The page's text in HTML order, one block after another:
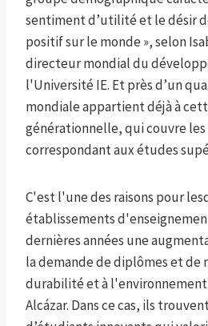
sentiment d’utilité et le désir
positif sur le monde », selon
directeur mondial du
l'Université IE. Et près d’un
mondiale appartient déjà à
générationnelle, qui couvre les
correspondant aux études
C'est l'une des raisons pour
établissements
dernières années une
la demande de diplômes et de
durabilité et à
Alcázar. Dans ce cas, ils